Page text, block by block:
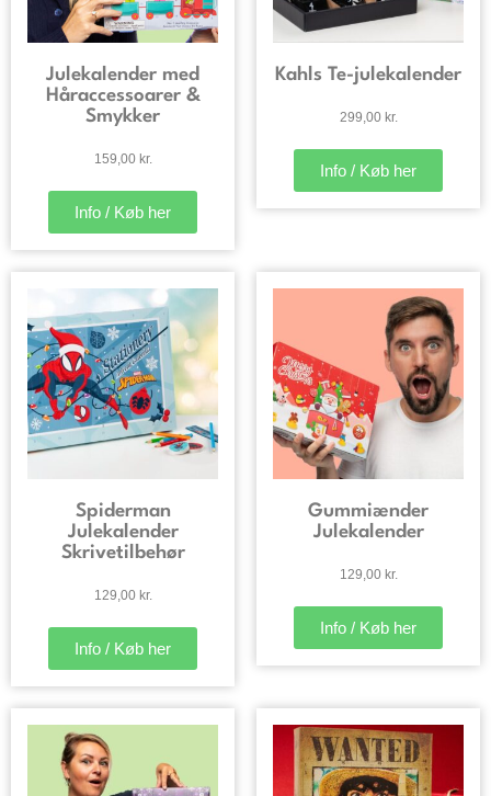
Julekalender med
Håraccessoarer &
Smykker
159,00 kr.
Info / Køb her
Kahls Te-julekalender
299,00 kr.
Info / Køb her
Spiderman
Julekalender
Skrivetilbehør
129,00 kr.
Info / Køb her
Gummiænder
Julekalender
129,00 kr.
Info / Køb her